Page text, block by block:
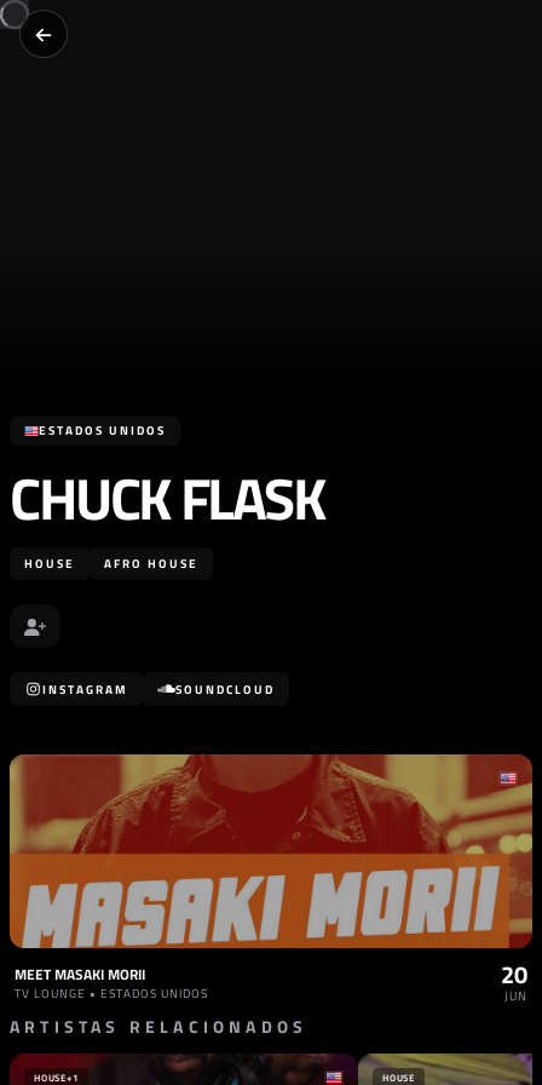
ESTADOS UNIDOS
CHUCK FLASK
HOUSE AFRO HOUSE
INSTAGRAM SOUNDCLOUD
MEET MASAKI MORII
TV LOUNGE • ESTADOS UNIDOS
20
JUN
ARTISTAS RELACIONADOS
HOUSE+1 HOUSE